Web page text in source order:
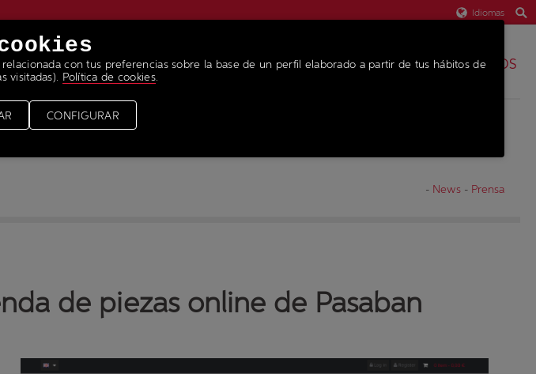
Idiomas
ÚNETE A NUESTRO EQUIPO REPUESTOS
- News- Prensa
de piezas online de Pasaban
con tus preferencias sobre la base de un perfil elaborado a partir de tus hábitos de
visitadas). Política de cookies.
CONFIGURAR